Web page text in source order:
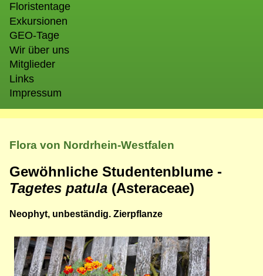
Floristentage
Exkursionen
GEO-Tage
Wir über uns
Mitglieder
Links
Impressum
Flora von Nordrhein-Westfalen
Gewöhnliche Studentenblume -
Tagetes patula (Asteraceae)
Neophyt, unbeständig. Zierpflanze
Bild